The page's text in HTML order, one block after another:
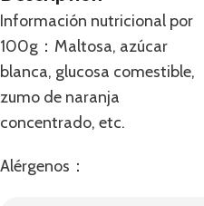
Información nutricional por
100g：Maltosa, azúcar
blanca, glucosa comestible,
zumo de naranja
concentrado, etc.
Alérgenos：